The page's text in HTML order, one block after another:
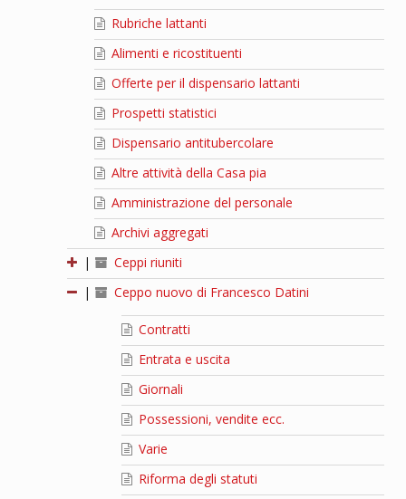
Rubriche lattanti
Alimenti e ricostituenti
Offerte per il dispensario lattanti
Prospetti statistici
Dispensario antitubercolare
Altre attività della Casa pia
Amministrazione del personale
Archivi aggregati
|
Ceppi riuniti
|
Ceppo nuovo di Francesco Datini
Contratti
Entrata e uscita
Giornali
Possessioni, vendite ecc.
Varie
Riforma degli statuti